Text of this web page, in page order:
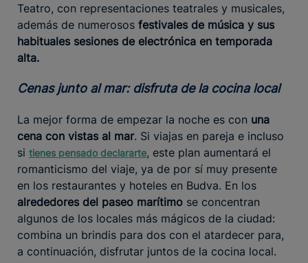
Teatro, con representaciones teatrales y musicales,
además de numerosos festivales de música y sus
habituales sesiones de electrónica en temporada
alta.
Cenas junto al mar: disfruta de la cocina local
La mejor forma de empezar la noche es con una
cena con vistas al mar. Si viajas en pareja e incluso
si tienes pensado declararte, este plan aumentará el
romanticismo del viaje, ya de por sí muy presente
en los restaurantes y hoteles en Budva. En los
alrededores del paseo marítimo se concentran
algunos de los locales más mágicos de la ciudad:
combina un brindis para dos con el atardecer para,
a continuación, disfrutar juntos de la cocina local.